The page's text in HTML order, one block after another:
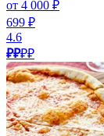
от 4 000 ₽
699 ₽
4.6
₽₽₽₽